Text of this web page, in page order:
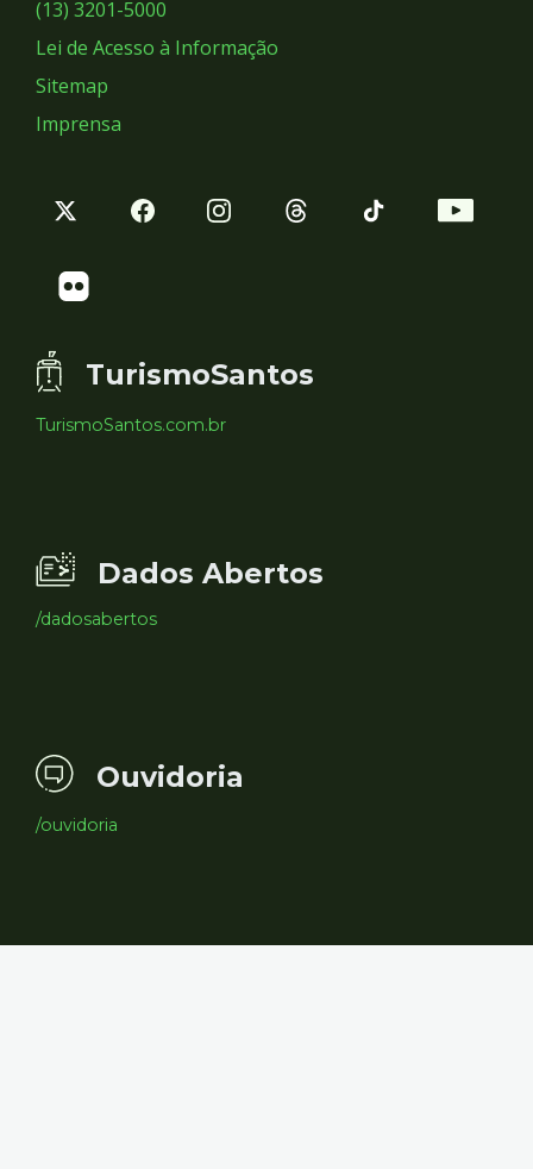
(13) 3201-5000
Lei de Acesso à Informação
Sitemap
Imprensa
TurismoSantos
TurismoSantos.com.br
Dados Abertos
/dadosabertos
Ouvidoria
/ouvidoria